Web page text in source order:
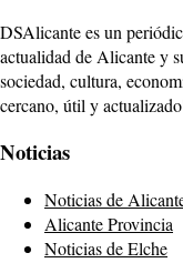
DSAlicante es un
actualidad de Alicante y
sociedad, cultura,
cercano, útil y
Noticias
Noticias de
Alicante Provincia
Noticias de Elche